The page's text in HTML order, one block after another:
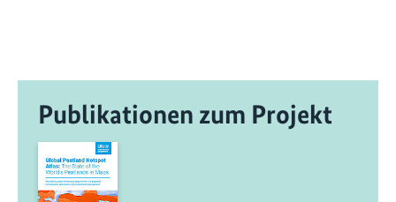
Publikationen zum Projekt